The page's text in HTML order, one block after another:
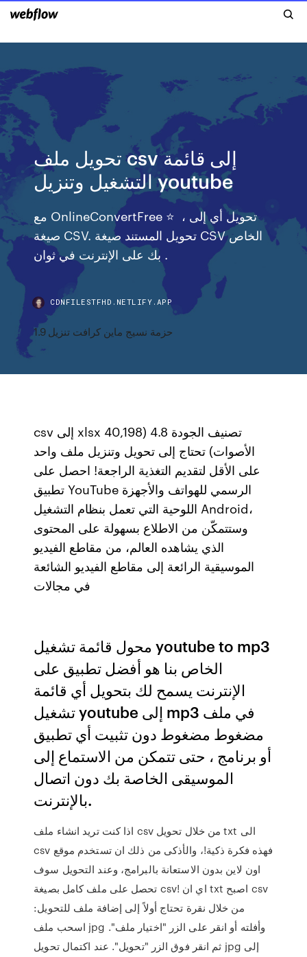
تحويل ملف csv إلى قائمة
التشغيل وتنزيل youtube
مع OnlineConvertFree ⭐ ️ ، تحويل أي إلى
صيغة CSV. تحويل المستند صيغة CSV الخاص
بك على الإنترنت في ثوان ️.
CDNFILESTFHD.NETLIFY.APP
1.9 حزمة نسيج ماين كرافت تنزيل
csv إلى xlsx تصنيف الجودة 4.8 (40,198
الأصوات) تحتاج إلى تحويل وتنزيل ملف واحد
على الأقل لتقديم التغذية الراجعة! احصل على
تطبيق YouTube الرسمي للهواتف والأجهزة
اللوحية التي تعمل بنظام التشغيل Android،
وستتمكّن من الاطلاع بسهولة على المحتوى
الذي يشاهده العالم، من مقاطع الفيديو
الموسيقية الرائعة إلى مقاطع الفيديو الشائعة
في مجالات
محول قائمة تشغيل youtube to mp3
الخاص بنا هو أفضل تطبيق على
الإنترنت يسمح لك بتحويل أي قائمة
تشغيل youtube إلى mp3 في ملف
مضغوط مضغوط دون تثبيت أي تطبيق
أو برنامج ، حتى تتمكن من الاستماع إلى
الموسيقى الخاصة بك دون اتصال
بالإنترنت.
اذا كنت تريد انشاء ملف csv من خلال تحويل txt الى
csv فهذه فكرة ذكية!، والأذكى من ذلك ان تستخدم موقع
اون لاين بدون الاستعانة بالبرامج، وعند التحويل سوف
تحصل على ملف كامل بصيغة csv! اي ان txt اصبح csv
من خلال نقرة تحتاج أولاً إلى إضافة ملف للتحويل:
اسحب ملف jpg وأفلته أو انقر على الزر "اختيار ملف".
ثم انقر فوق الزر "تحويل". عند اكتمال تحويل jpg إلى